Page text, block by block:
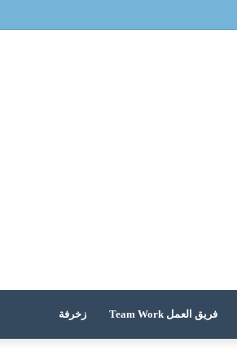
فريق العمل Team Work زخرفة